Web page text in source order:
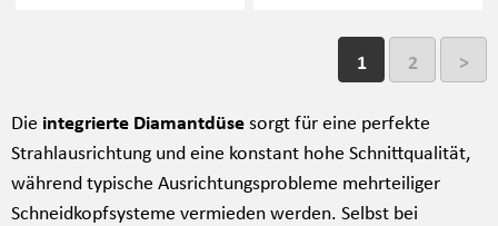
1 2 >
Die integrierte Diamantdüsesorgt für eine perfekte
Strahlausrichtung und eine konstant hohe Schnittqualität,
während typische Ausrichtungsprobleme mehrteiliger
Schneidkopfsysteme vermieden werden. Selbst bei